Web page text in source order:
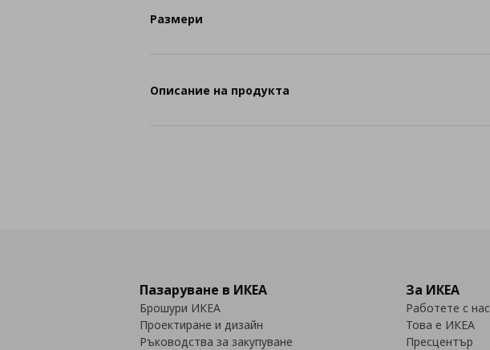
Размери
Описание на продукта
Пазаруване в ИКЕА
Брошури ИКЕА
Проектиране и дизайн
Ръководства за закупуване
За ИКЕА
Работете с нас
Това е ИКЕА
Пресцентър